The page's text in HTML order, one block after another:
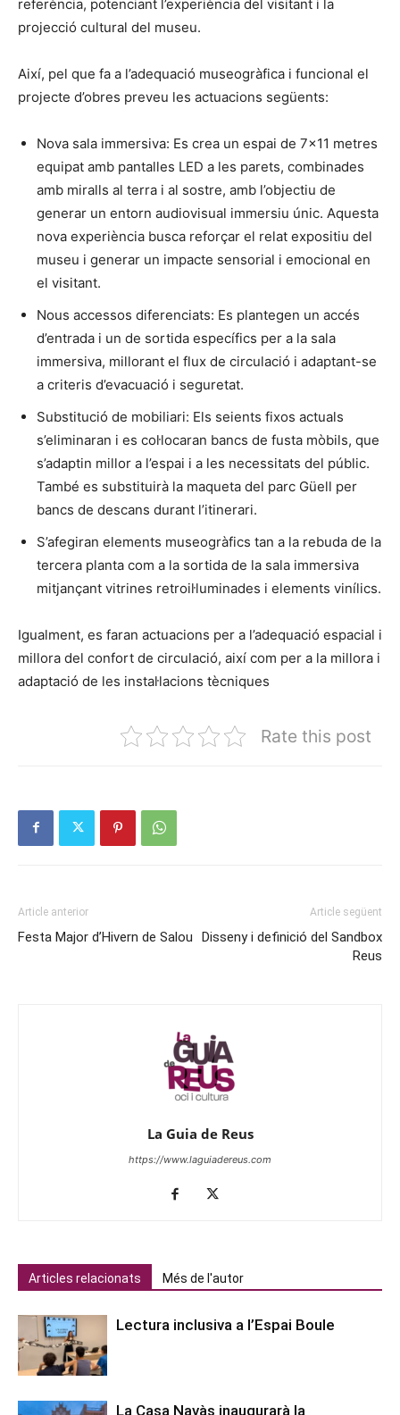
referència, potenciant l’experiència del visitant i la
projecció cultural del museu.
Així, pel que fa a l’adequació museogràfica i funcional el
projecte d’obres preveu les actuacions següents:
Nova sala immersiva: Es crea un espai de 7×11 metres
equipat amb pantalles LED a les parets, combinades
amb miralls al terra i al sostre, amb l’objectiu de
generar un entorn audiovisual immersiu únic. Aquesta
nova experiència busca reforçar el relat expositiu del
museu i generar un impacte sensorial i emocional en
el visitant.
Nous accessos diferenciats: Es plantegen un accés
d’entrada i un de sortida específics per a la sala
immersiva, millorant el flux de circulació i adaptant-se
a criteris d’evacuació i seguretat.
Substitució de mobiliari: Els seients fixos actuals
s’eliminaran i es col·locaran bancs de fusta mòbils, que
s’adaptin millor a l’espai i a les necessitats del públic.
També es substituirà la maqueta del parc Güell per
bancs de descans durant l’itinerari.
S’afegiran elements museogràfics tan a la rebuda de la
tercera planta com a la sortida de la sala immersiva
mitjançant vitrines retroil·luminades i elements vinílics.
Igualment, es faran actuacions per a l’adequació espacial i
millora del confort de circulació, així com per a la millora i
adaptació de les instal·lacions tècniques
Rate this post
Article anterior
Festa Major d’Hivern de Salou
Article següent
Disseny i definició del Sandbox
Reus
La Guia de Reus
https://www.laguiadereus.com
Articles relacionats Més de l'autor
Lectura inclusiva a l’Espai Boule
La Casa Navàs inaugurarà la